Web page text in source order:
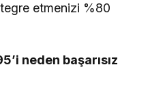
etmenizi %80
neden başarısız